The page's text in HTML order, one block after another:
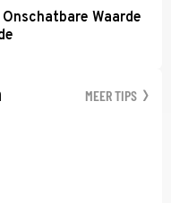
Waarde
MEER TIPS